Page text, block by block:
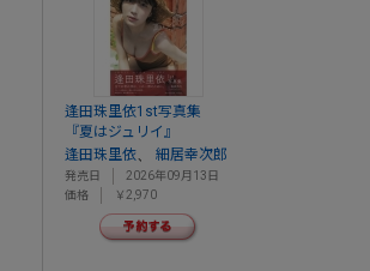
逢田珠里依1st写真集
『夏はジュリイ』
逢田珠里依、 細居幸次郎
発売日
2026年09月13日
価格
￥2,970